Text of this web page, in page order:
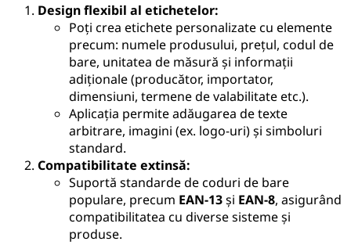
Design flexibil al etichetelor:
Poți crea etichete personalizate cu elemente
precum: numele produsului, prețul, codul de
bare, unitatea de măsură și informații
adiționale (producător, importator,
dimensiuni, termene de valabilitate etc.).
Aplicația permite adăugarea de texte
arbitrare, imagini (ex. logo-uri) și simboluri
standard.
Compatibilitate extinsă:
Suportă standarde de coduri de bare
populare, precum EAN-13și EAN-8, asigurând
compatibilitatea cu diverse sisteme și
produse.